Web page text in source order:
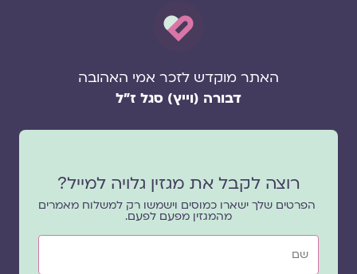
האתר מוקדש לזכר אמי האהובה
דבורה (וייץ) סגל ז"ל
רוצה לקבל את מגזין גלויה למייל?
הפרטים שלך ישארו כמוסים וישמשו רק למשלוח מאמרים
מהמגזין מפעם לפעם.
שם